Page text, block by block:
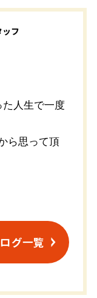
フ
た人生で一度
ら思って頂
グ一覧